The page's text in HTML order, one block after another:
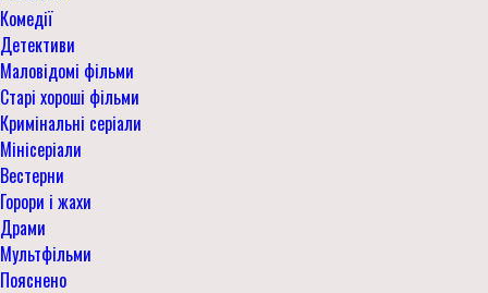
Комедії
Детективи
Маловідомі фільми
Старі хороші фільми
Кримінальні серіали
Мінісеріали
Вестерни
Горори і жахи
Драми
Мультфільми
Пояснено